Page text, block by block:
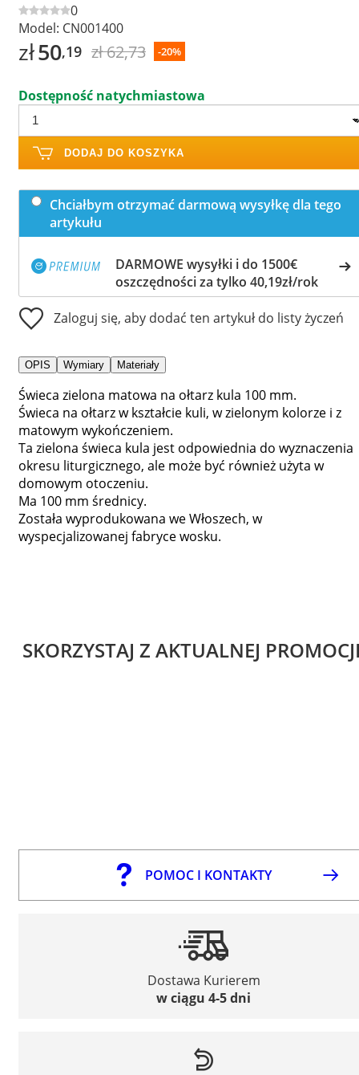
0
Model: CN001400
zł50,19 zł 62,73 -20%
Dostępność natychmiastowa
DODAJ DO KOSZYKA
Chciałbym otrzymać darmową wysyłkę dla tego
artykułu
DARMOWE wysyłki i do 1500€
oszczędności za tylko 40,19zł/rok
Zaloguj się, aby dodać ten artykuł do listy życzeń
OPIS Wymiary Materiały
Świeca zielona matowa na ołtarz kula 100 mm.
Świeca na ołtarz w kształcie kuli, w zielonym kolorze i z
matowym wykończeniem.
Ta zielona świeca kula jest odpowiednia do wyznaczenia
okresu liturgicznego, ale może być również użyta w
domowym otoczeniu.
Ma 100 mm średnicy.
Została wyprodukowana we Włoszech, w
wyspecjalizowanej fabryce wosku.
SKORZYSTAJ Z AKTUALNEJ
POMOC I KONTAKTY
Dostawa Kurierem
w ciągu 4-5 dni